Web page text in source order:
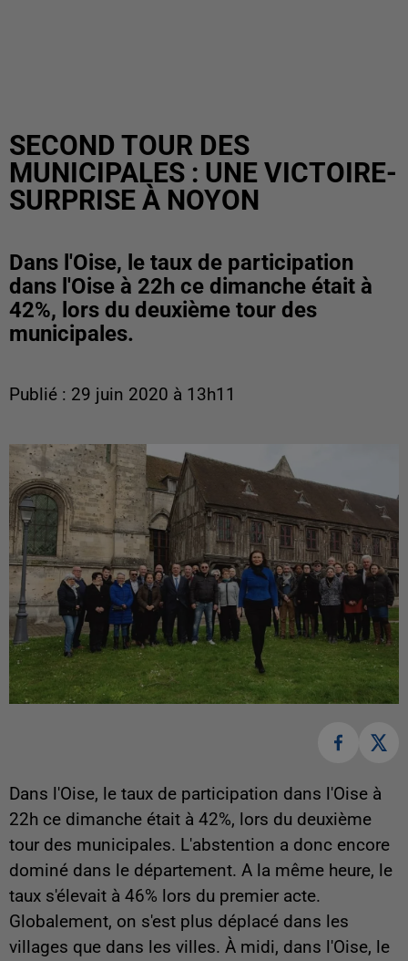
SECOND TOUR DES
MUNICIPALES : UNE VICTOIRE-
SURPRISE À NOYON
Dans l'Oise, le taux de participation
dans l'Oise à 22h ce dimanche était à
42%, lors du deuxième tour des
municipales.
Publié : 29 juin 2020 à 13h11
Dans l'Oise, le taux de participation dans l'Oise à
22h ce dimanche était à 42%, lors du deuxième
tour des municipales. L'abstention a donc encore
dominé dans le département. A la même heure, le
taux s'élevait à 46% lors du premier acte.
Globalement, on s'est plus déplacé dans les
villages que dans les villes. À midi, dans l'Oise, le